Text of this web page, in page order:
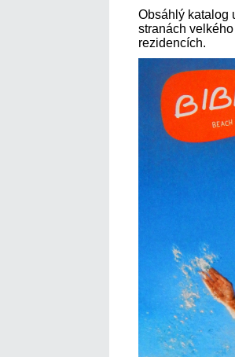
Obsáhlý katalog
stranách
rezidencích.